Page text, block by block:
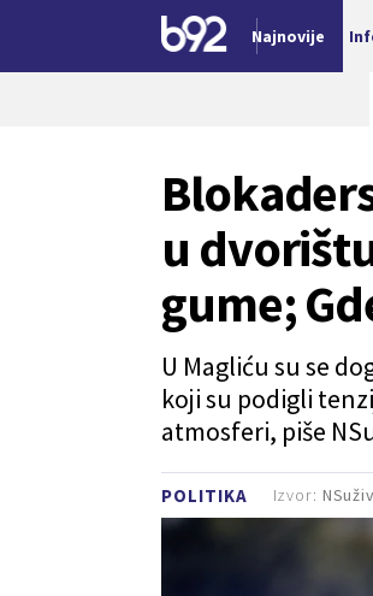
Najnovije
POLITIKA
u
gume;
U Magliću su se
koji su podigli
atmosferi, piše
Izvor: